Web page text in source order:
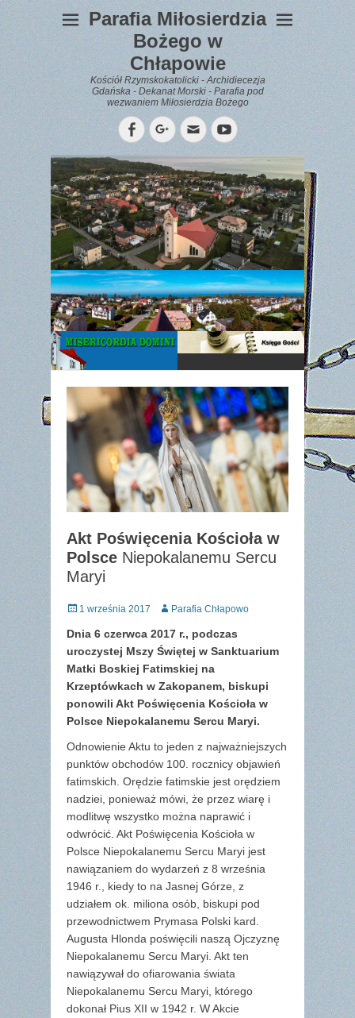
Parafia Miłosierdzia
Bożego w
Chłapowie
Kościół Rzymskokatolicki - Archidiecezja
Gdańska - Dekanat Morski - Parafia pod
wezwaniem Miłosierdzia Bożego
FacebookGoogleplus
EmailYouTube
WYPOCZYNEK
Gazetka
Parafialna
Akt Poświęcenia Kościoła w
Polsce Niepokalanemu Sercu
Maryi
Posted
1 września 2017 Author
Parafia Chłapowo
Dnia 6 czerwca 2017 r., podczas
uroczystej Mszy Świętej w Sanktuarium
Matki Boskiej Fatimskiej na
Krzeptówkach w Zakopanem, biskupi
ponowili Akt Poświęcenia Kościoła w
Polsce Niepokalanemu Sercu Maryi.
Odnowienie Aktu to jeden z najważniejszych
punktów obchodów 100. rocznicy objawień
fatimskich. Orędzie fatimskie jest orędziem
nadziei, ponieważ mówi, że przez wiarę i
modlitwę wszystko można naprawić i
odwrócić. Akt Poświęcenia Kościoła w
Polsce Niepokalanemu Sercu Maryi jest
nawiązaniem do wydarzeń z 8 września
1946 r., kiedy to na Jasnej Górze, z
udziałem ok. miliona osób, biskupi pod
przewodnictwem Prymasa Polski kard.
Augusta Hlonda poświęcili naszą Ojczyznę
Niepokalanemu Sercu Maryi. Akt ten
nawiązywał do ofiarowania świata
Niepokalanemu Sercu Maryi, którego
dokonał Pius XII w 1942 r. W Akcie